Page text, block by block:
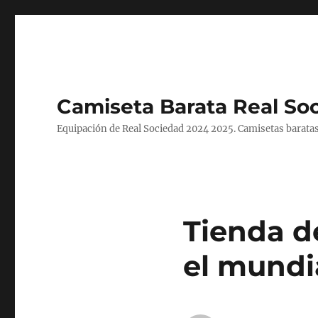
Camiseta Barata Real
Equipación de Real Sociedad 2024 2025. Camisetas
Tienda
el